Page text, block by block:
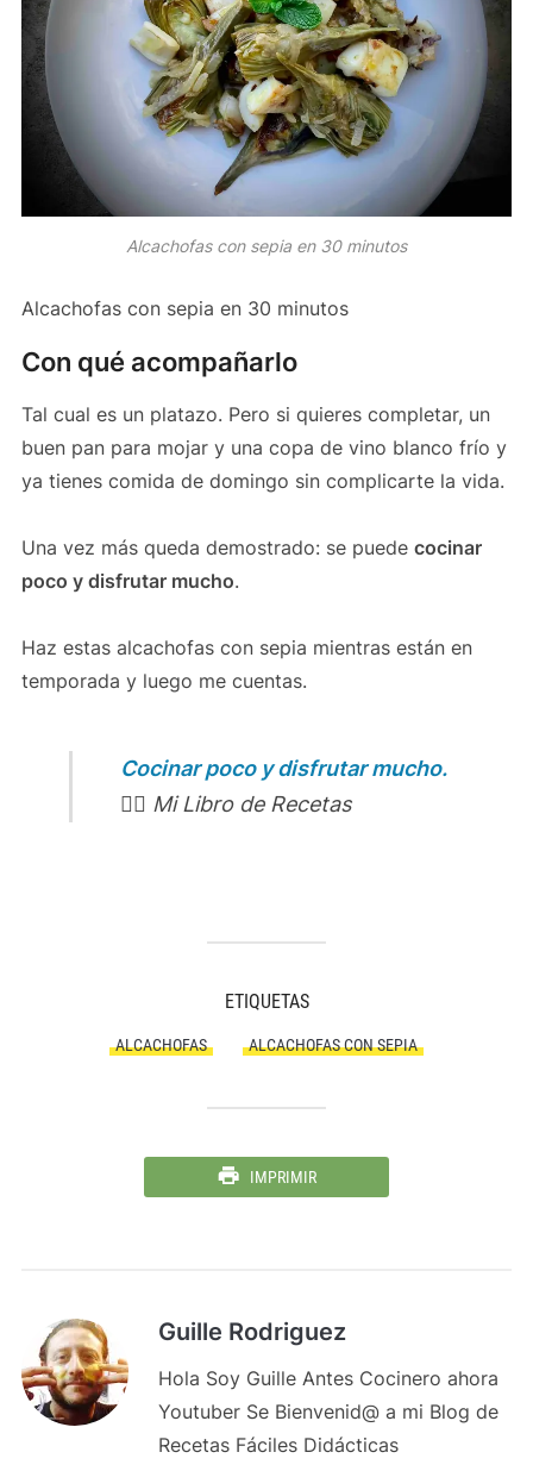
Alcachofas con sepia en 30 minutos
Alcachofas con sepia en 30 minutos
Con qué acompañarlo
Tal cual es un platazo. Pero si quieres completar, un
buen pan para mojar y una copa de vino blanco frío y
ya tienes comida de domingo sin complicarte la vida.
Una vez más queda demostrado: se puede cocinar
poco y disfrutar mucho.
Haz estas alcachofas con sepia mientras están en
temporada y luego me cuentas.
Cocinar poco y disfrutar mucho.
👈🏻 Mi Libro de Recetas
ETIQUETAS
ALCACHOFAS ALCACHOFAS CON SEPIA
IMPRIMIR
Guille Rodriguez
Hola Soy Guille Antes Cocinero ahora
Youtuber Se Bienvenid@ a mi Blog de
Recetas Fáciles Didácticas